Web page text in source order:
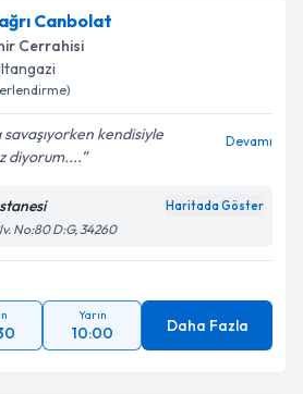
Canbolat
Cerrahisi
savaşıyorken kendisiyle
diyorum....
Devamı
Haritada Göster
No:80 D:G, 34260
Yarın
10:00 Daha Fazla